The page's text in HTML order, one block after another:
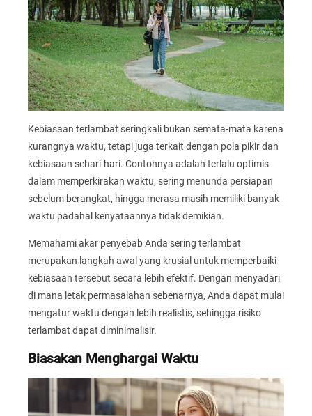
Kebiasaan terlambat seringkali bukan semata-mata karena
kurangnya waktu, tetapi juga terkait dengan pola pikir dan
kebiasaan sehari-hari. Contohnya adalah terlalu optimis
dalam memperkirakan waktu, sering menunda persiapan
sebelum berangkat, hingga merasa masih memiliki banyak
waktu padahal kenyataannya tidak demikian.
Memahami akar penyebab Anda sering terlambat
merupakan langkah awal yang krusial untuk memperbaiki
kebiasaan tersebut secara lebih efektif. Dengan menyadari
di mana letak permasalahan sebenarnya, Anda dapat mulai
mengatur waktu dengan lebih realistis, sehingga risiko
terlambat dapat diminimalisir.
Biasakan Menghargai Waktu